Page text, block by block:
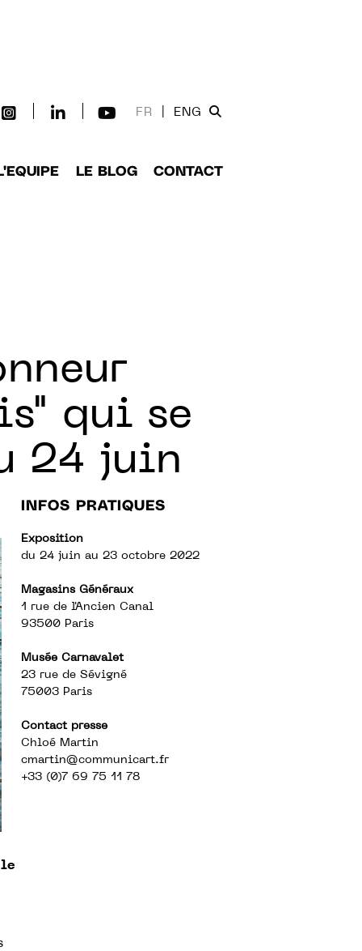
FR ENG
LE BLOG CONTACT
qui se
24 juin
INFOS PRATIQUES
Exposition
du 24 juin au 23 octobre 2022
Magasins Généraux
1 rue de l'Ancien Canal
93500 Paris
Musée Carnavalet
23 rue de Sévigné
75003 Paris
Contact presse
Chloé Martin
cmartin@communicart.fr
+33 (0)7 69 75 11 78